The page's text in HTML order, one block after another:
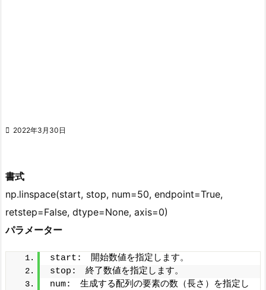
 2022年3月30日
書式
np.linspace(start, stop, num=50, endpoint=True,
retstep=False, dtype=None, axis=0)
パラメーター
start:　開始数値を指定します。
stop:　終了数値を指定します。
num:　生成する配列の要素の数（長さ）を指定し